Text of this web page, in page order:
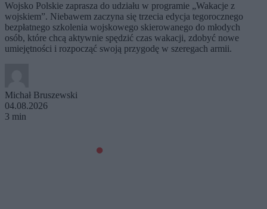
Wojsko Polskie zaprasza do udziału w programie „Wakacje z
wojskiem”. Niebawem zaczyna się trzecia edycja tegorocznego
bezpłatnego szkolenia wojskowego skierowanego do młodych
osób, które chcą aktywnie spędzić czas wakacji, zdobyć nowe
umiejętności i rozpocząć swoją przygodę w szeregach armii.
Michał Bruszewski
04.08.2026
3 min